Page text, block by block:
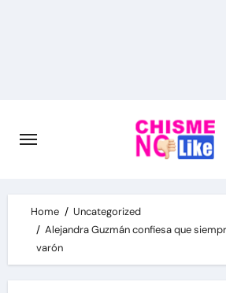
Home
Uncategorized
Alejandra Guzmán confiesa que
varón